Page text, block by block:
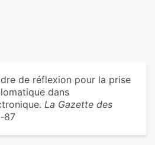
de réflexion pour la prise
dans
La Gazette des